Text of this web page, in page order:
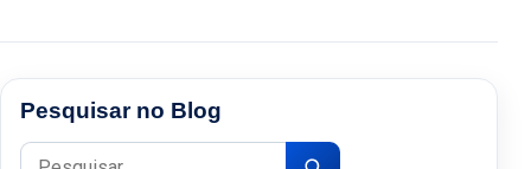
Pesquisar no Blog
Pesquisar por: